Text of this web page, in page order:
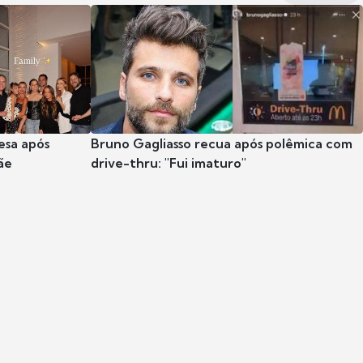
após
Bruno Gagliasso recua após polêmica com
drive-thru: "Fui imaturo"